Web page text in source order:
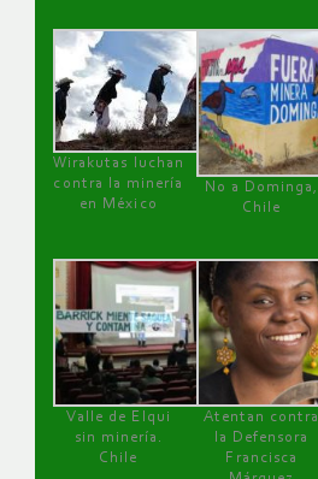
Wirakutas luchan
contra la minería
en México
No a Dominga,
Chile
Valle de Elqui
sin minería.
Chile
Atentan contra
la Defensora
Francisca